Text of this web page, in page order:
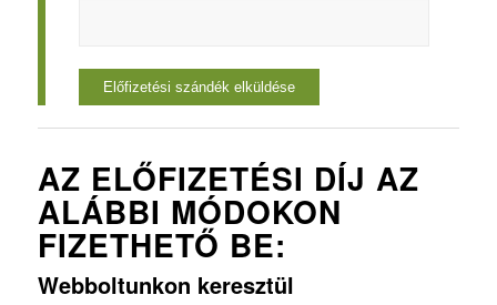
AZ ELŐFIZETÉSI DÍJ AZ
ALÁBBI MÓDOKON
FIZETHETŐ BE:
Webboltunkon keresztül